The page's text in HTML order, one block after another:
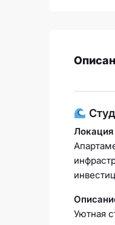
Локация
Уютная